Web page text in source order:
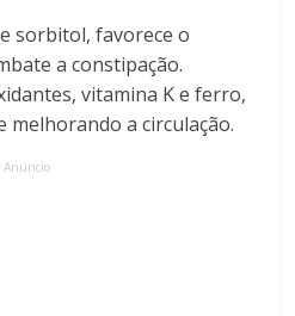
sorbitol, favorece o
a constipação.
vitamina K e ferro,
melhorando a circulação.
Anúncio